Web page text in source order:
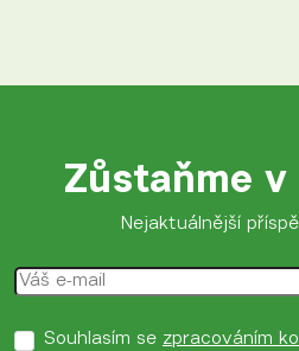
Zůstaňme
Nejaktuálnější
Souhlasím se zpracováním